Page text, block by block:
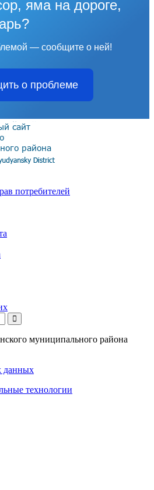
яма на дороге,
— сообщите о ней!
о проблеме
потребителей
муниципального района
данных
технологии